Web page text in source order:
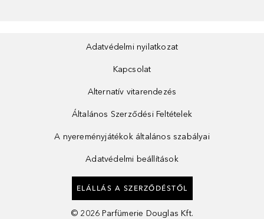
Adatvédelmi nyilatkozat
Kapcsolat
Alternatív vitarendezés
Általános Szerződési Feltételek
A nyereményjátékok általános szabályai
Adatvédelmi beállítások
ELÁLLÁS A SZERZŐDÉSTŐL
© 2026 Parfümerie Douglas Kft.